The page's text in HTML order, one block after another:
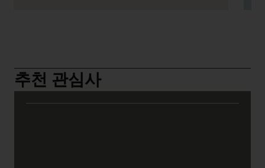
추천 관심사